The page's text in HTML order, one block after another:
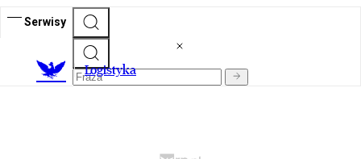
Serwisy
Logistyka